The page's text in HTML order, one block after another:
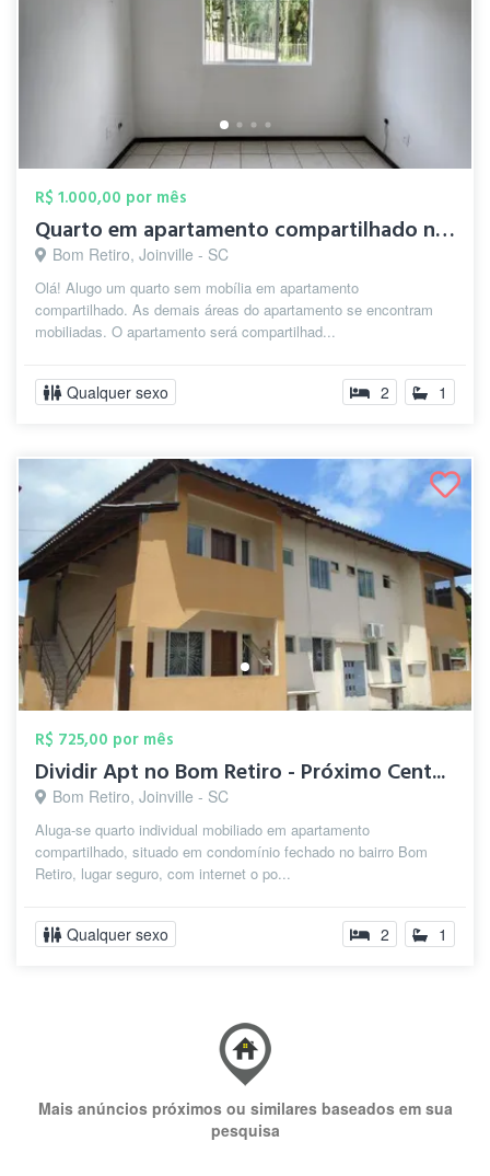
R$ 1.000,00 por mês
Quarto em apartamento compartilhado no B...
Bom Retiro, Joinville - SC
Olá! Alugo um quarto sem mobília em apartamento
compartilhado. As demais áreas do apartamento se encontram
mobiliadas. O apartamento será compartilhad...
Qualquer sexo 2 1
R$ 725,00 por mês
Dividir Apt no Bom Retiro - Próximo Cent...
Bom Retiro, Joinville - SC
Aluga-se quarto individual mobiliado em apartamento
compartilhado, situado em condomínio fechado no bairro Bom
Retiro, lugar seguro, com internet o po...
Qualquer sexo 2 1
Mais anúncios próximos ou similares baseados em sua
pesquisa